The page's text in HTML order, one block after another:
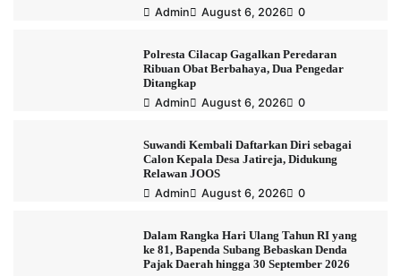
Admin
August 6, 2026 0
Polresta Cilacap Gagalkan Peredaran
Ribuan Obat Berbahaya, Dua Pengedar
Ditangkap
Admin
August 6, 2026 0
Suwandi Kembali Daftarkan Diri sebagai
Calon Kepala Desa Jatireja, Didukung
Relawan JOOS
Admin
August 6, 2026 0
Dalam Rangka Hari Ulang Tahun RI yang
ke 81, Bapenda Subang Bebaskan Denda
Pajak Daerah hingga 30 September 2026